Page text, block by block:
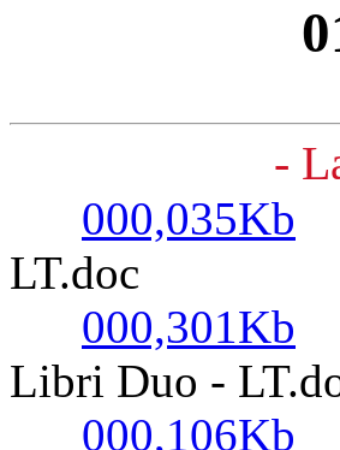
-
000,035Kb
LT.doc
000,301Kb
Libri Duo -
000,106Kb